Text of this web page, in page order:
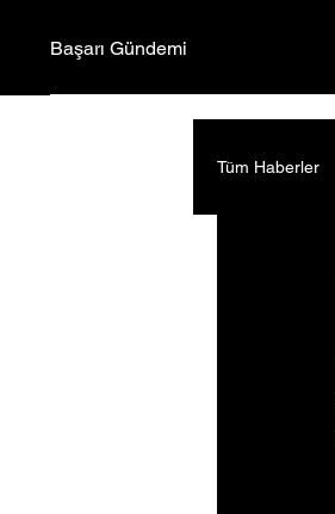
Başarı Gündemi
Tüm Haberler